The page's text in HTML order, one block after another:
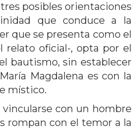
posibles orientaciones
que conduce a la
que se presenta como el
relato oficial-, opta por el
bautismo, sin establecer
Magdalena es con la
místico.
con un hombre
rompan con el temor a la